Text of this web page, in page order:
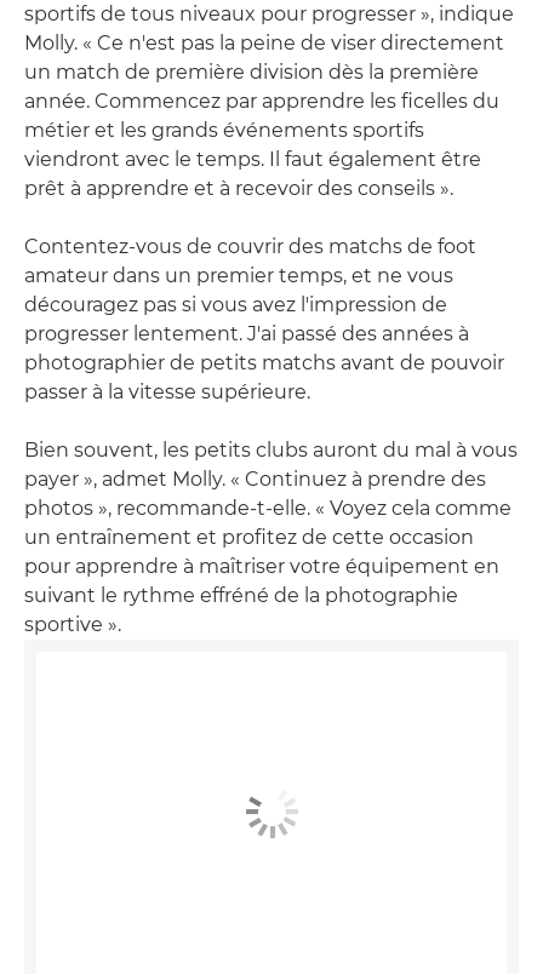
sportifs de tous niveaux pour progresser », indique
Molly. « Ce n'est pas la peine de viser directement
un match de première division dès la première
année. Commencez par apprendre les ficelles du
métier et les grands événements sportifs
viendront avec le temps. Il faut également être
prêt à apprendre et à recevoir des conseils ».
Contentez-vous de couvrir des matchs de foot
amateur dans un premier temps, et ne vous
découragez pas si vous avez l'impression de
progresser lentement. J'ai passé des années à
photographier de petits matchs avant de pouvoir
passer à la vitesse supérieure.
Bien souvent, les petits clubs auront du mal à vous
payer », admet Molly. « Continuez à prendre des
photos », recommande-t-elle. « Voyez cela comme
un entraînement et profitez de cette occasion
pour apprendre à maîtriser votre équipement en
suivant le rythme effréné de la photographie
sportive ».